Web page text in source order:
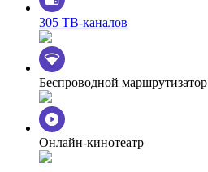
305 ТВ-каналов
Беспроводной маршрутизатор
Онлайн-кинотеатр